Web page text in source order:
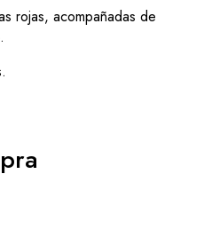
rojas, acompañadas de